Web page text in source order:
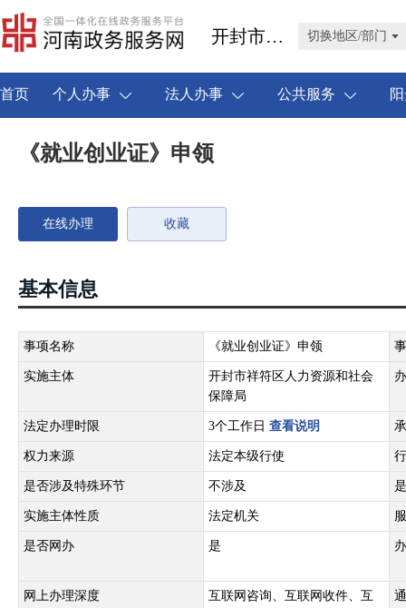
开封市祥符区 切换地区/部门
首页 个人办事 法人办事 公共服务
《就业创业证》申领
在线办理 收藏
基本信息
事项名称 《就业创业证》申领
实施主体
开封市祥符区人力资源和社会
保障局
法定办理时限 3个工作日 查看说明
权力来源 法定本级行使
是否涉及特殊环节 不涉及
实施主体性质 法定机关
是否网办 是
网上办理深度
互联网咨询、互联网收件、互